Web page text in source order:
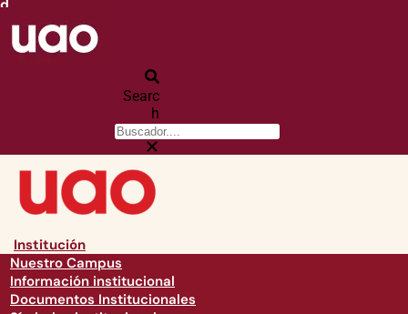
d
Searc
h
Institución
Nuestro Campus
Información institucional
Documentos Institucionales